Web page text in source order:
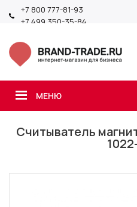
+7 800 777-81-93
+7 499 350-35-84
МЕНЮ
Считыватель